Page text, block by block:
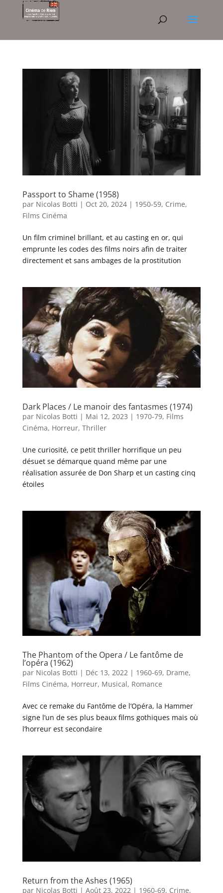
Passport to Shame (1958)
par Nicolas Botti | Oct 20, 2024| 1950-59, Crime,
Films Cinéma
Un film criminel brillant, et au casting en or, qui
emprunte les codes des films noirs afin de traiter
directement et sans ambages de la prostitution
Dark Places / Le manoir des fantasmes (1974)
par Nicolas Botti | Mai 12, 2023 | 1970-79, Films
Cinéma, Horreur, Thriller
Une curiosité, ce petit thriller horrifique un peu
désuet se démarque quand même par une
réalisation assurée de Don Sharp et un casting cinq
étoiles
The Phantom of the Opera / Le fantôme de
l’opéra (1962)
par Nicolas Botti | Déc 13, 2022 | 1960-69, Drame,
Films Cinéma, Horreur, Musical, Romance
Avec ce remake du Fantôme de l’Opéra, la Hammer
signe l’un de ses plus beaux films gothiques mais où
l’horreur est secondaire
Return from the Ashes (1965)
par Nicolas Botti | Août 23, 2022| 1960-69, Crime,